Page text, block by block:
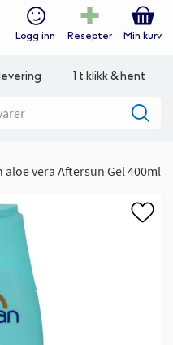
Logg inn Resepter Min kurv
1 t klikk & hent
vera Aftersun Gel 400ml